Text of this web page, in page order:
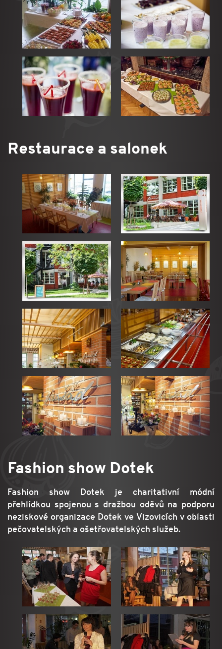
Restaurace a salonek
Fashion show Dotek
Fashion show Dotek je charitativní módní
přehlídkou spojenou s dražbou oděvů na podporu
neziskové organizace Dotek ve Vizovicích v oblasti
pečovatelských a ošetřovatelských služeb.